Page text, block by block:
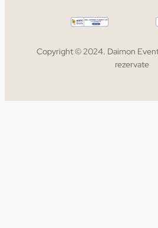
Copyright © 2024. Daimon
rezervate